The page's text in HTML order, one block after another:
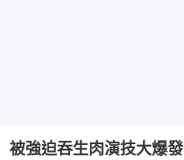
被強迫吞生肉演技大爆發